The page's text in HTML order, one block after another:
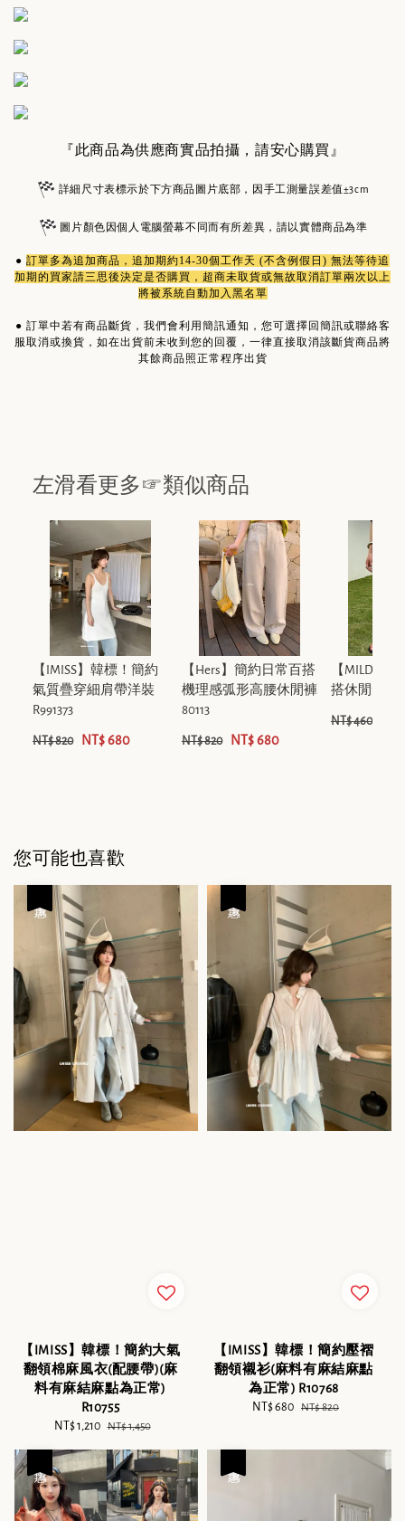
『此商品為供應商實品拍攝，請安心購買』
詳細尺寸表標示於下方商品圖片底部，因手工測量誤差值±3cm
圖片顏色因個人電腦螢幕不同而有所差異，請以實體商品為準
● 訂單多為追加商品 ，追加期約14-30個工作天 (不含例假日) 無法等待追
加期的買家請三思後決定是否購買，超商未取貨或無故取消訂單兩次以上
將被系統自動加入黑名單
● 訂單中若有商品斷貨，我們會利用簡訊通知，您可選擇回簡訊或聯絡客
服取消或換貨，如在出貨前未收到您的回覆，一律直接取消該斷貨商品將
其餘商品照正常程序出貨
左滑看更多☞類似商品
【IMISS】韓標！簡約
氣質疊穿細肩帶洋裝
R991373
NT$ 820 NT$ 680
【Hers】簡約日常百搭
機理感弧形高腰休閒褲
80113
NT$ 820 NT$ 680
【
搭休閒短褲
NT$ 460
您可能也喜歡
【IMISS】韓標！簡約大氣
翻領棉麻風衣(配腰帶)(麻
料有麻結麻點為正常)
R10755
Sale
NT$ 1,210 Regular
NT$ 1,450
【IMISS】韓標！簡約壓褶
翻領襯衫(麻料有麻結麻點
為正常) R10768
Sale
NT$ 680 Regular
NT$ 820